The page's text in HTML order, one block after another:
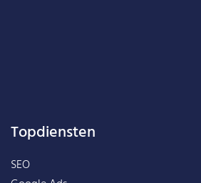
Topdiensten
SEO